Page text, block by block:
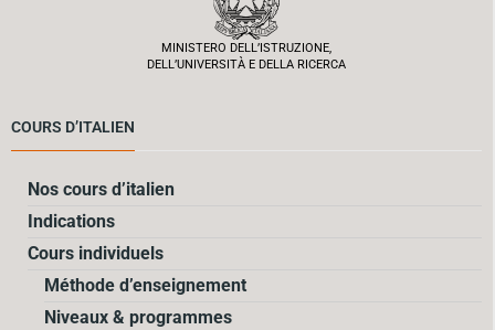
MINISTERO DELL’ISTRUZIONE,
DELL’UNIVERSITÀ E DELLA RICERCA
COURS D’ITALIEN
Nos cours d’italien
Indications
Cours individuels
Méthode d’enseignement
Niveaux & programmes